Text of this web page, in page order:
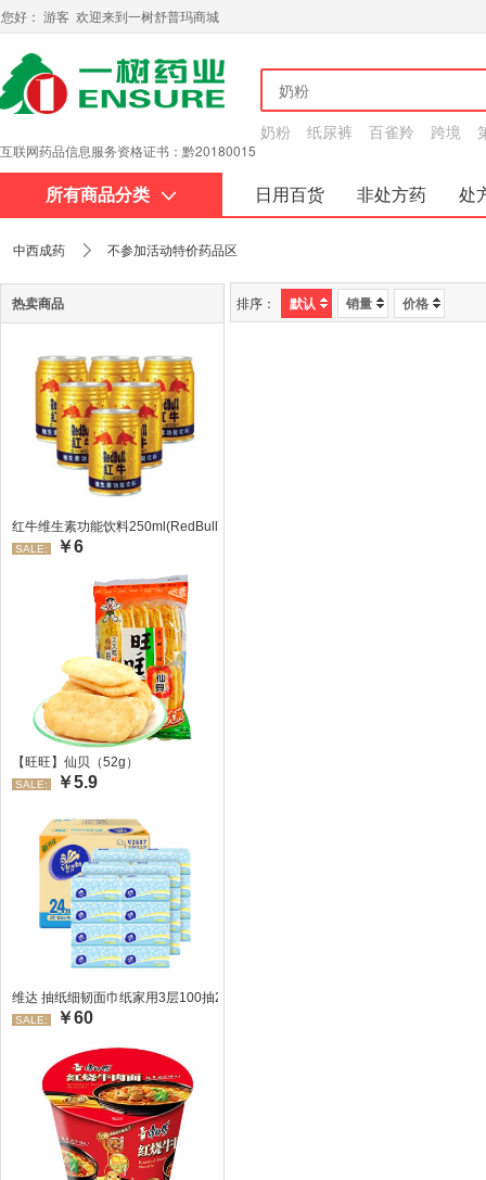
您好： 游客 欢迎来到一树舒普玛商城
互联网药品信息服务资格证书：黔20180015
奶粉 纸尿裤 百雀羚 跨境
所有商品分类 日用百货 非处方药
处
中西成药 不参加活动特价药品区
热卖商品
红牛维生素功能饮料250ml(RedBull/红牛)
SALE: ￥6
【旺旺】仙贝（52g）
SALE: ￥5.9
维达 抽纸细韧面巾纸家用3层100抽24包/箱 超值装 偏远地区不发货偏远地区:(含
SALE: ￥60
排序： 默认 销量 价格